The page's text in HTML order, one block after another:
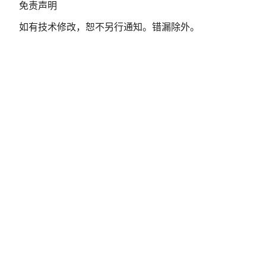
免
声
免责声明
如有技术修改，恕不另行通知。错漏除外。